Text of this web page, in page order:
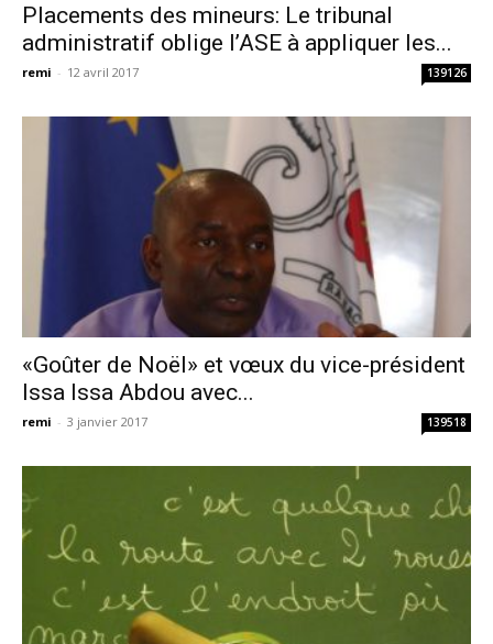
Placements des mineurs: Le tribunal
administratif oblige l’ASE à appliquer les...
remi - 12 avril 2017 139126
«Goûter de Noël» et vœux du vice-président
Issa Issa Abdou avec...
remi - 3 janvier 2017 139518